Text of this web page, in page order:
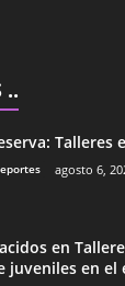
..
Talleres
agosto 6,
en
juveniles en el